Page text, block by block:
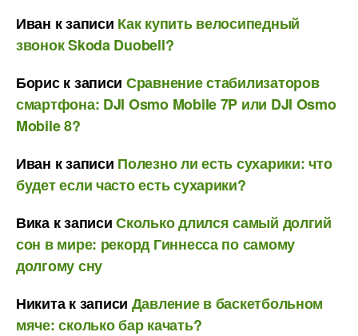
Иван к записи Как купить велосипедный
звонок Skoda Duobell?
Бориск записи Сравнение стабилизаторов
смартфона: DJI Osmo Mobile 7P или DJI Osmo
Mobile 8?
Иван к записи Полезно ли есть сухарики: что
будет если часто есть сухарики?
Викак записиСколько длился самый долгий
сон в мире: рекорд Гиннесса по самому
долгому сну
Никитак записи Давление в баскетбольном
мяче: сколько бар качать?